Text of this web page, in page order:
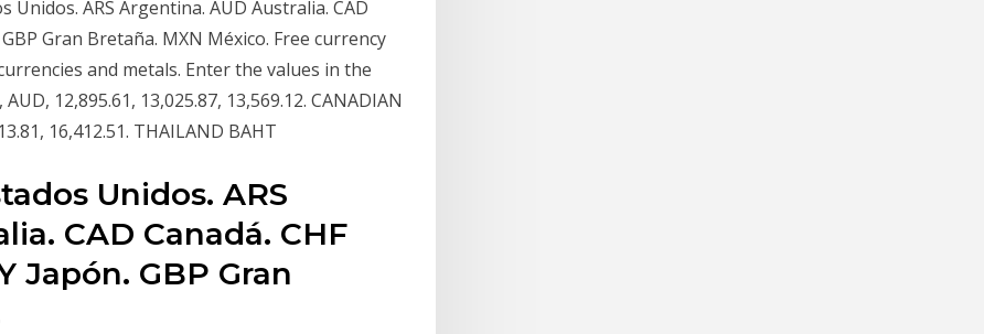
Unidos. ARS Argentina. AUD Australia. CAD
GBP Gran Bretaña. MXN México. Free currency
and metals. Enter the values in the
12,895.61, 13,025.87, 13,569.12. CANADIAN
16,412.51. THAILAND BAHT
Unidos. ARS
CAD Canadá. CHF
Japón. GBP Gran